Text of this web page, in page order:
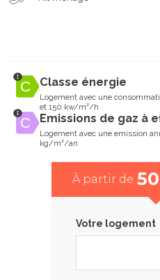
Classe énergie
Logement avec une
et 150 kw/m²/h
Emissions de gaz à
Logement avec une emission
kg/m²/an
À partir de
Votre logement